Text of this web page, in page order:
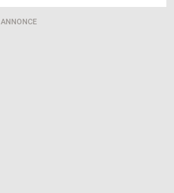
ANNONCE